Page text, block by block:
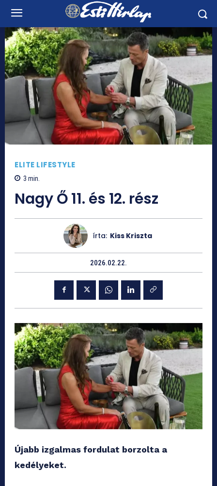
ELITE LIFESTYLE
3 min.
Nagy Ő 11. és 12. rész
írta: Kiss Kriszta
2026.02.22.
Újabb izgalmas fordulat borzolta a
kedélyeket.